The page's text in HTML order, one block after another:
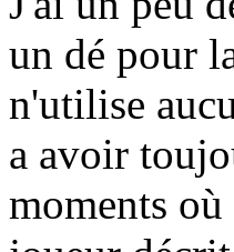
un dé pour
n'utilise
a avoir
moments